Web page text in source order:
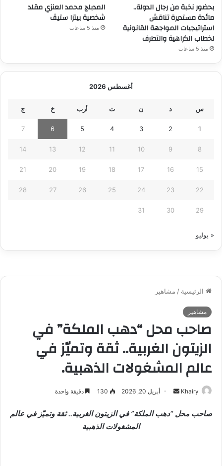
بحضور نخبة من رجال الدولة..
مائدة مستديرة تناقش
استراتيجيات المواجهة القانونية
لخطاب الكراهية والتطرف
منذ 5 ساعات
المدبلج محمد العنزي مقلد
شخصية بيتزا ستيڤ
منذ 5 ساعات
أغسطس 2026
س د ن ث أرب خ ج
1
2
3
4
5
6
7
8
9
10
11
12
13
14
15
16
17
18
19
20
21
22
23
24
25
26
27
28
29
30
31
« يوليو